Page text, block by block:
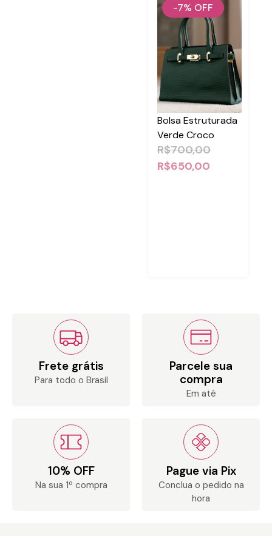
-7% OFF
Bolsa Estruturada
Verde Croco
R$700,00
R$650,00
Frete grátis
Para todo o Brasil
Parcele sua
compra
Em até
10% OFF
Na sua 1º compra
Pague via Pix
Conclua o pedido na
hora